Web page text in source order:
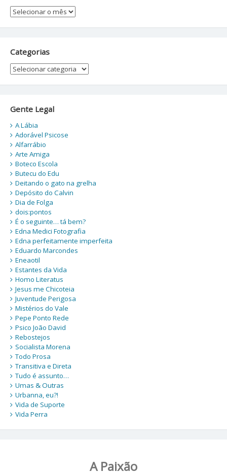
Arquivos
Categorias
Categorias
Gente Legal
A Lábia
Adorável Psicose
Alfarrábio
Arte Amiga
Boteco Escola
Butecu do Edu
Deitando o gato na grelha
Depósito do Calvin
Dia de Folga
dois:pontos
É o seguinte… tá bem?
Edna Medici Fotografia
Edna perfeitamente imperfeita
Eduardo Marcondes
Eneaotil
Estantes da Vida
Homo Literatus
Jesus me Chicoteia
Juventude Perigosa
Mistérios do Vale
Pepe Ponto Rede
Psico João David
Rebostejos
Socialista Morena
Todo Prosa
Transitiva e Direta
Tudo é assunto…
Umas & Outras
Urbanna, eu?!
Vida de Suporte
Vida Perra
A Paixão